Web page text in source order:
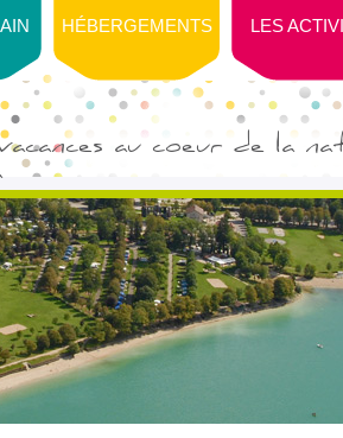
HÉBERGEMENTS LES
au coeur de la